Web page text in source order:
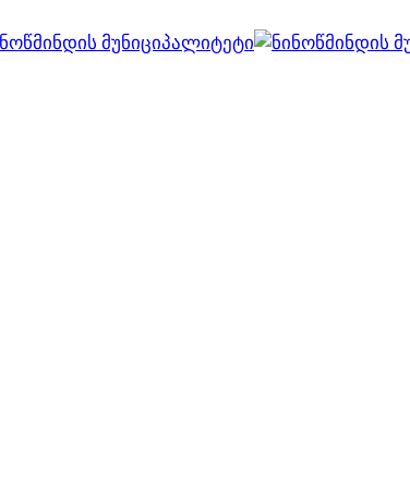
ვებ გვერდი მუშაობს